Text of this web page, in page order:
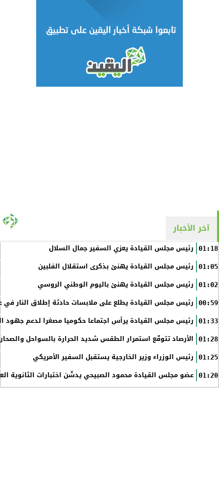
آخر الأخبار
01:18 رئيس مجلس القيادة يعزي السفير جمال السلال
01:05 رئيس مجلس القيادة يهنئ بذكرى استقلال الفلبين
01:02 رئيس مجلس القيادة يهنئ باليوم الوطني الروسي
00:59 رئيس مجلس القيادة يطلع على ملابسات حادثة إطلاق النار في
01:33 رئيس مجلس القيادة يرأس اجتماعا حكوميا مصغرا لدعم جهود
01:28 الأرصاد تتوقّع استمرار الطقس شديد الحرارة بالسواحل
01:25 رئيس الوزراء وزير الخارجية يستقبل السفير الأمريكي
01:20 عضو مجلس القيادة محمود الصبيحي يدشّن اختبارات الثانوية